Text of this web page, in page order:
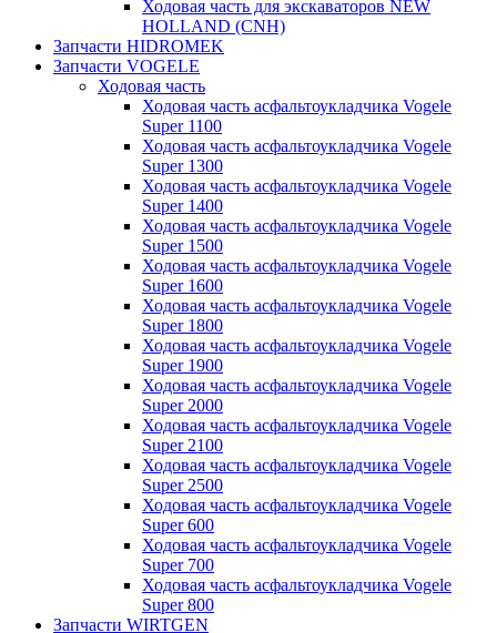
Ходовая часть для экскаваторов NEW
HOLLAND (CNH)
Запчасти HIDROMEK
Запчасти VOGELE
Ходовая часть
Ходовая часть асфальтоукладчика Vogele
Super 1100
Ходовая часть асфальтоукладчика Vogele
Super 1300
Ходовая часть асфальтоукладчика Vogele
Super 1400
Ходовая часть асфальтоукладчика Vogele
Super 1500
Ходовая часть асфальтоукладчика Vogele
Super 1600
Ходовая часть асфальтоукладчика Vogele
Super 1800
Ходовая часть асфальтоукладчика Vogele
Super 1900
Ходовая часть асфальтоукладчика Vogele
Super 2000
Ходовая часть асфальтоукладчика Vogele
Super 2100
Ходовая часть асфальтоукладчика Vogele
Super 2500
Ходовая часть асфальтоукладчика Vogele
Super 600
Ходовая часть асфальтоукладчика Vogele
Super 700
Ходовая часть асфальтоукладчика Vogele
Super 800
Запчасти WIRTGEN